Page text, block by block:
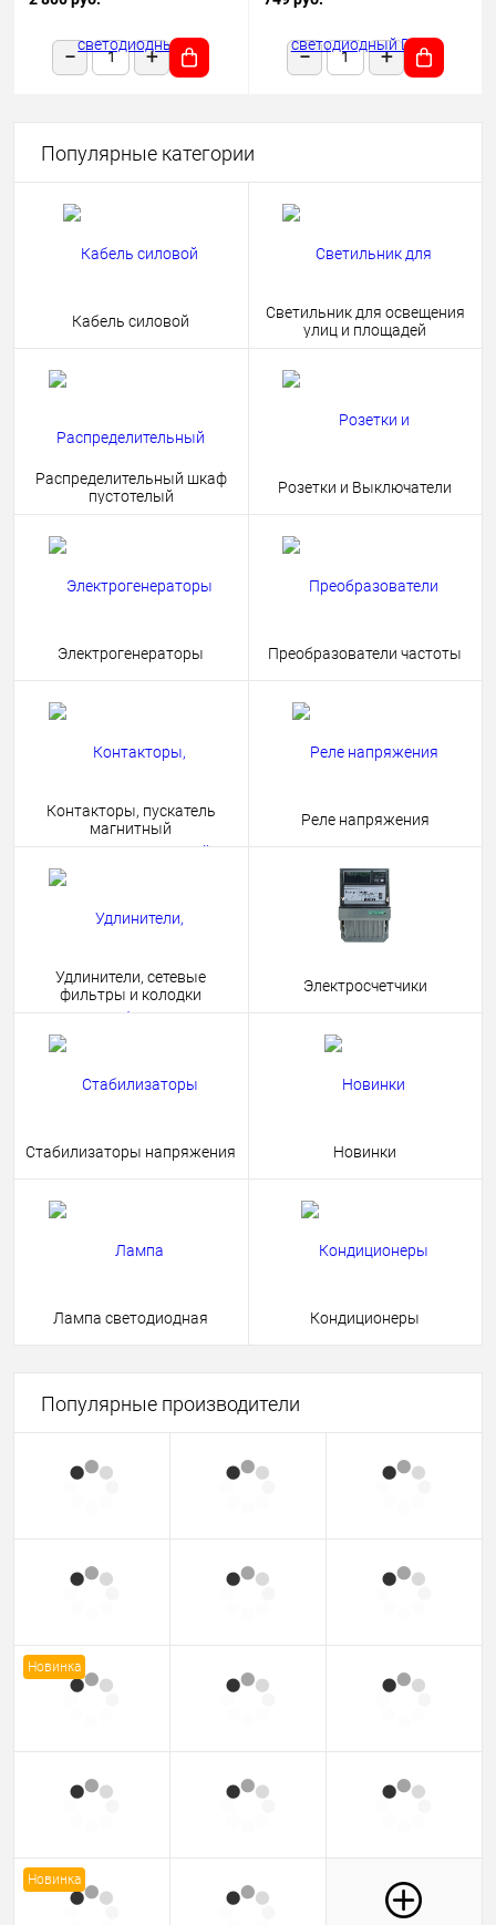
Популярные категории
Кабель силовой
Светильник для освещения
улиц и площадей
Распределительный шкаф
пустотелый
Розетки и Выключатели
Электрогенераторы Преобразователи частоты
Контакторы, пускатель
магнитный
Реле напряжения
Удлинители, сетевые
фильтры и колодки
Электросчетчики
Стабилизаторы напряжения Новинки
Лампа светодиодная Кондиционеры
Популярные производители
Новинка
Новинка